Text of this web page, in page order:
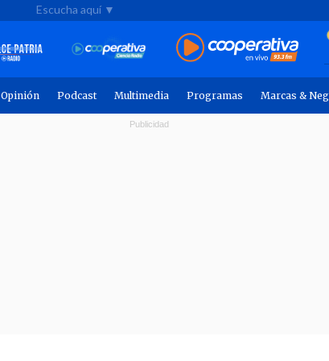
Escucha aquí ▼
Opinión Podcast Multimedia Programas Marcas &